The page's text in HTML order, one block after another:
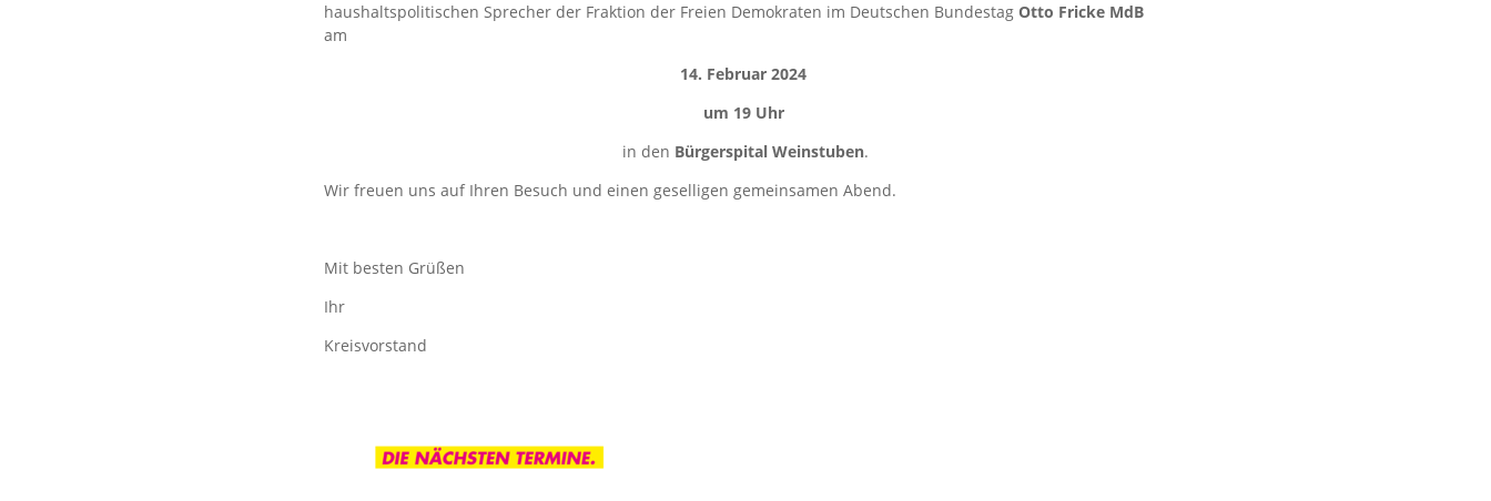
haushaltspolitischen Sprecher der Fraktion der Freien Demokraten im Deutschen Bundestag Otto Fricke MdB
am
14. Februar 2024
um 19 Uhr
in den Bürgerspital Weinstuben.
Wir freuen uns auf Ihren Besuch und einen geselligen gemeinsamen Abend.
Mit besten Grüßen
Ihr
Kreisvorstand